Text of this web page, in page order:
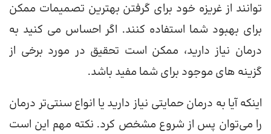
توانند از غریزه خود برای گرفتن بهترین تصمیمات ممکن
برای بهبود شما استفاده کنند. اگر احساس می کنید به
درمان نیاز دارید، ممکن است تحقیق در مورد برخی از
گزینه های موجود برای شما مفید باشد.
اینکه آیا به درمان حمایتی نیاز دارید یا انواع سنتی‌تر درمان
را می‌توان پس از شروع مشخص کرد. نکته مهم این است